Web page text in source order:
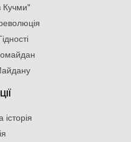
Кучми"